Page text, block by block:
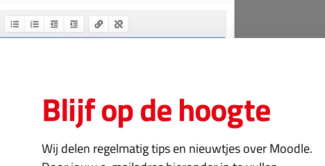
Blijf op de hoogte
Wij delen regelmatig tips en nieuwtjes over Moodle.